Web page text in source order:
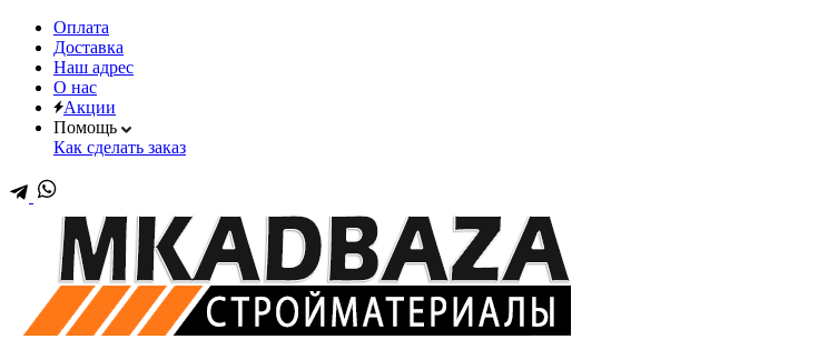
Оплата
Доставка
Наш адрес
О нас
Акции
Помощь
Как сделать заказ